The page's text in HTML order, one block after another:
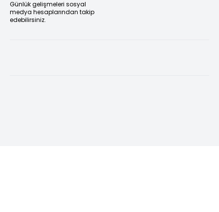
Günlük gelişmeleri sosyal
medya hesaplarından takip
edebilirsiniz.